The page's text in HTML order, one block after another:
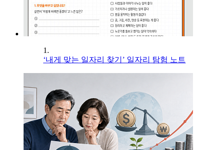
1.
‘내게 맞는 일자리 찾기’ 일자리 탐험 노트